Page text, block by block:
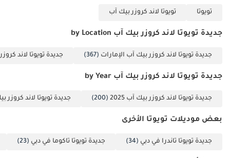
الوسائد الهوائية:
(D+P) • نظام الدفع
في الجر • نظام التحكم
المركبة (VSC) • أنظمة
انغلاق المكابح (ABS)،
تويوتا تويوتا لاند كروزر بيك آب
جديدة تويوتا لاند كروزر بيك آب by Location
جديدة تويوتا لاند كروزر بيك آب الإمارات (367) جديدة تويوتا لاند
جديدة تويوتا لاند كروزر بيك آب by Year
جديدة تويوتا لاند كروزر بيك آب 2025 (200) جديدة تويوتا لاند كروزر بيك
بعض موديلات تويوتا الأخرى
جديدة تويوتا تاندرا في دبي (34) جديدة تويوتا تاكوما في دبي (23)